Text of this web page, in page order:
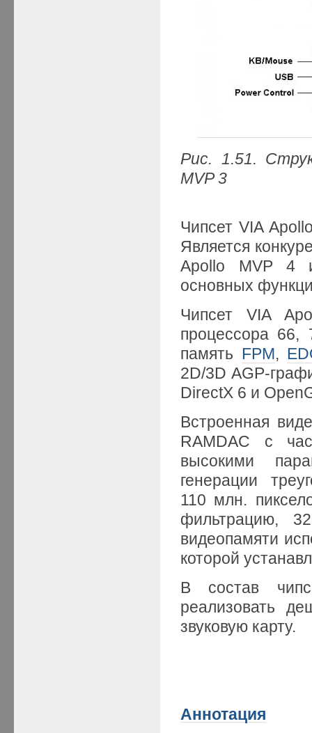
Рис. 1.51.
MVP 3
Чипсет VIA
Является
Apollo MVP 4
основных
Чипсет VIA
процессора
память FPM,
2D/3D AGP-
DirectX 6 и
Встроенная
RAMDAC с
высокими
генерации
110 млн.
фильтрацию,
видеопамяти
которой
В состав
реализовать
звуковую карту.
Аннотация